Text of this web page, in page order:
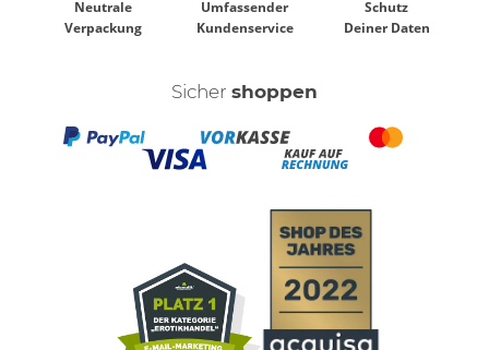
Neutrale
Verpackung
Umfassender
Kundenservice
Schutz
Deiner Daten
Sicher shoppen